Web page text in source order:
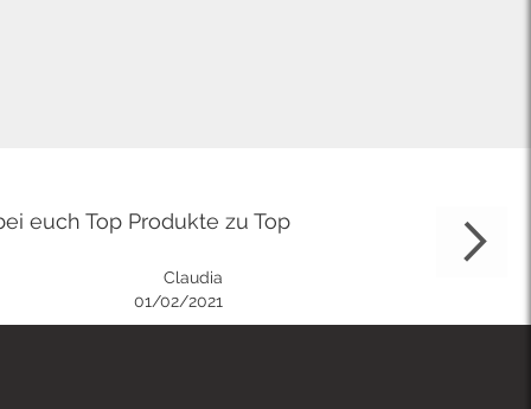
euch Top Produkte zu Top
Claudia
01/02/2021